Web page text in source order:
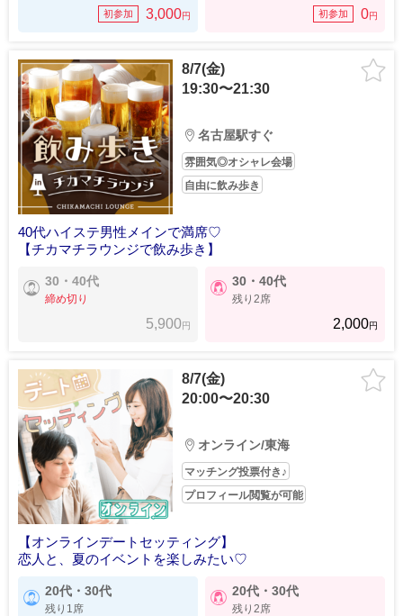
初参加 3,000円 初参加 0円
8/7(金)
19:30〜21:30
名古屋駅すぐ
雰囲気◎オシャレ会場
自由に飲み歩き
40代ハイステ男性メインで満席♡
【チカマチラウンジで飲み歩き】
30・40代
締め切り
5,900円
30・40代
残り2席
2,000円
8/7(金)
20:00〜20:30
オンライン/東海
マッチング投票付き♪
プロフィール閲覧が可能
【オンラインデートセッティング】
恋人と、夏のイベントを楽しみたい♡
20代・30代
残り1席
20代・30代
残り2席